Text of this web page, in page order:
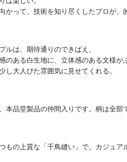
かって、 技術を知り尽くしたプロが、
ルは、期待通りのできばえ。
のある白生地に、 立体感のある文様が
し大人びた雰囲気に見せてくれる。
本品堂製品の仲間入りです。 柄は全部
もの上質な「千鳥縫い」で。 カジュア